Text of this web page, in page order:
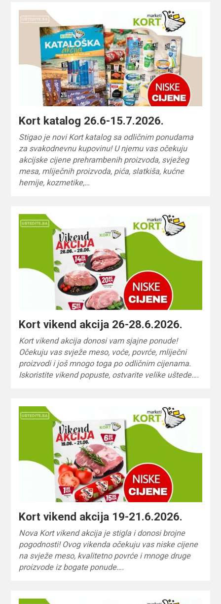
Kort katalog 26.6-15.7.2026.
Stigao je novi Kort katalog sa odličnim ponudama
za svakodnevnu kupovinu! U njemu vas očekuju
akcijske cijene prehrambenih proizvoda, svježeg
mesa, mliječnih proizvoda, pića, slatkiša, kućne
hemije, kozmetike,…
Kort vikend akcija 26-28.6.2026.
Kort vikend akcija donosi vam sjajne ponude!
Očekuju vas svježe meso, voće, povrće, mliječni
proizvodi i još mnogo toga po odličnim cijenama.
Iskoristite vikend popuste, ostvarite velike uštede….
Kort vikend akcija 19-21.6.2026.
Nova Kort vikend akcija je stigla i donosi brojne
pogodnosti! Ovog vikenda očekuju vas niske cijene
na svježe meso, kvalitetno povrće i mnoge druge
proizvode iz bogate ponude….